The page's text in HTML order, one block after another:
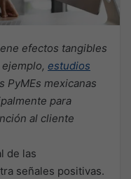
efectos tangibles
estudios
PyMEs mexicanas
para
al cliente
de las
señales positivas.